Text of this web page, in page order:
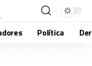
Política